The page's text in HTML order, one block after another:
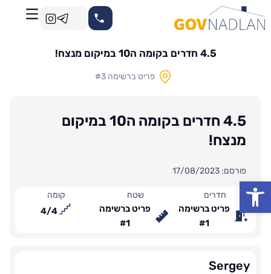
פתח סרגל נגישות
4.5 חדרים בקומה ה10 במיקום מנצח!
פריט ברשימה #3
4.5 חדרים בקומה ה10 במיקום
מנצח!
פורסם: 17/08/2023
חדרים
פריט ברשימה
#1
שטח
פריט ברשימה
#1
קומה
4
/
4
Sergey